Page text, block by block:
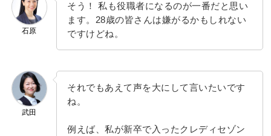
石原
そう！ 私も役職者になるのが一番だと思い
ます。28歳の皆さんは嫌がるかもしれない
ですけどね。
武田
それでもあえて声を大にして言いたいです
ね。
例えば、私が新卒で入ったクレディセゾン